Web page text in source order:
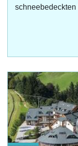
schneebedeckten